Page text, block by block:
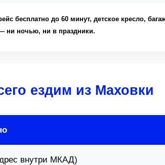
бесплатно до 60 минут, детское кресло,
ни ночью, ни в праздники.
ездим из Маховки
внутри МКАД)